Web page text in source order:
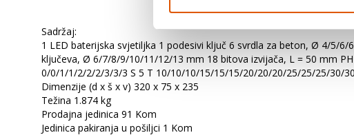
Sadržaj:
1 LED baterijska svjetiljka 1 podesivi ključ 6 svrdla za beton, Ø 4/5/
ključeva, Ø 6/7/8/9/10/11/12/13 mm 18 bitova izvijača, L = 50 mm
0/0/1/1/2/2/2/3/3/3 S 5 T 10/10/10/15/15/15/20/20/20/25/25/25/30/
Dimenzije (d x š x v) 320 x 75 x 235
Težina 1.874 kg
Prodajna jedinica 91 Kom
Jedinica pakiranja u pošiljci 1 Kom